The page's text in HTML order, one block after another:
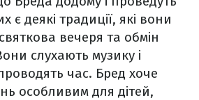
є деякі традиції, які вони
вечеря та обмін
слухають музику і
час. Бред хоче
особливим для дітей,